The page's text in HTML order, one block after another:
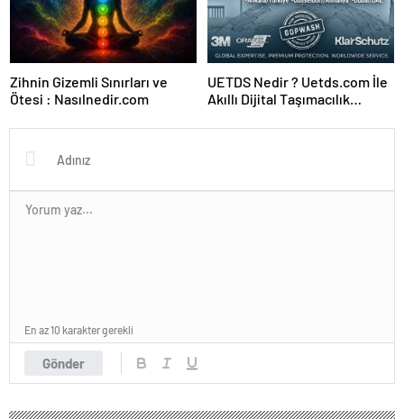
Zihnin Gizemli Sınırları ve
Ötesi : Nasılnedir.com
UETDS Nedir ? Uetds.com İle
Akıllı Dijital Taşımacılık
Gönder
En az 10 karakter gerekli